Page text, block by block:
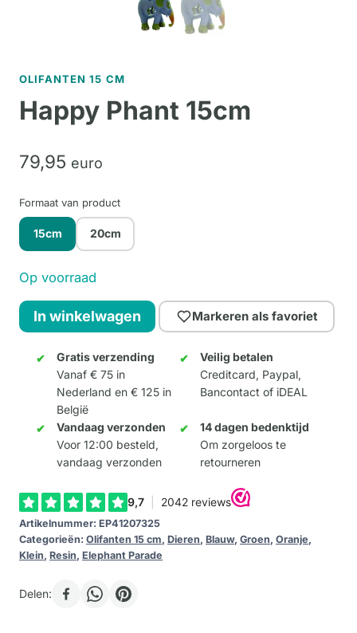
OLIFANTEN 15 CM
Happy Phant 15cm
79,95 euro
Formaat van product
15cm 20cm
Op voorraad
Happy
Phant
15cm
aantal
In winkelwagen Markeren als favoriet
Gratis verzending
Vanaf € 75 in
Nederland en € 125 in
België
Veilig betalen
Creditcard, Paypal,
Bancontact of iDEAL
Vandaag verzonden
Voor 12:00 besteld,
vandaag verzonden
14 dagen bedenktijd
Om zorgeloos te
retourneren
Artikelnummer: EP41207325
Categorieën: Olifanten 15 cm, Dieren, Blauw, Groen, Oranje,
Klein, Resin, Elephant Parade
Delen: